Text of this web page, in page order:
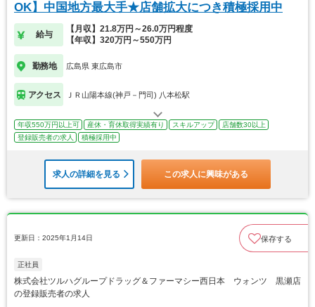
OK】中国地方最大手★店舗拡大につき積極採用中
給与
【月収】21.8万円～26.0万円程度
【年収】320万円～550万円
勤務地 広島県 東広島市
アクセス ＪＲ山陽本線(神戸－門司) 八本松駅
年収550万円以上可 産休・育休取得実績有り スキルアップ
店舗数30以上
登録販売者の求人
積極採用中
求人の詳細を見る この求人に興味がある
更新日：2025年1月14日 保存する
正社員
株式会社ツルハグループドラッグ＆ファーマシー西日本 ウォンツ 黒瀬店
の登録販売者の求人